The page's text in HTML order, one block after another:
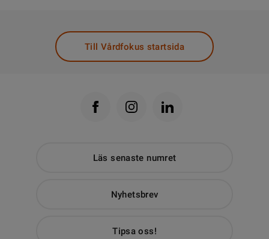
Till Vårdfokus startsida
Läs senaste numret
Nyhetsbrev
Tipsa oss!